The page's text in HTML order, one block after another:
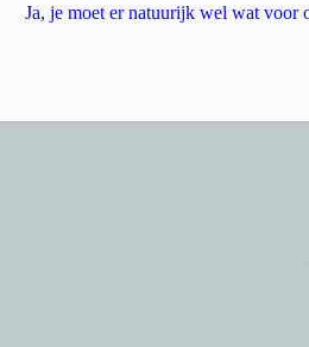
Ja, je moet er natuurijk wel wat voor